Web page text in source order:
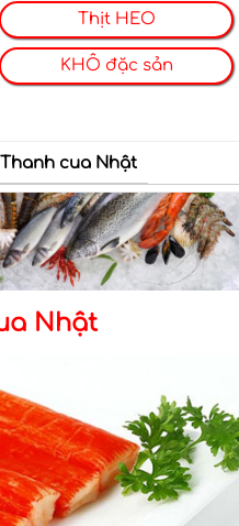
Thịt HEO
KHÔ đặc sản
Thanh cua Nhật
Nhật